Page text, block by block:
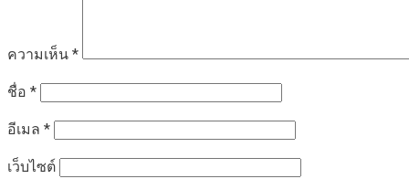
ความเห็น *
ชื่อ *
อีเมล *
เว็บไซต์